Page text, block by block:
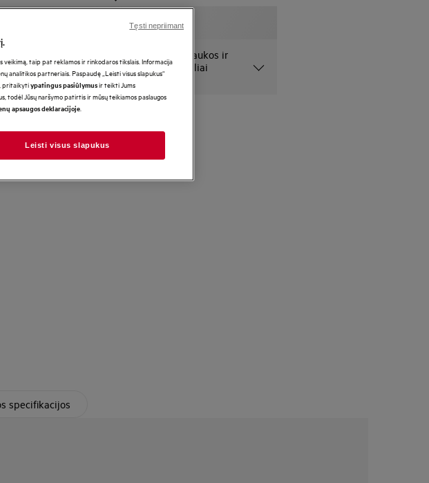
puslapio galerijoje pateiktos nuotraukos ir
įrašai yra tik iliustraciniai ir gali netiksliai
šį modelį.
specifikacijos
veikimą, taip pat reklamos ir rinkodaros tikslais. Informacija
analitikos partneriais. Paspaudę „Leisti visus slapukus“
pritaikytiypatingus pasiūlymusir teikti Jums
todėl Jūsų naršymo patirtis ir mūsų teikiamos paslaugos
apsaugos deklaracijoje
Leisti visus slapukus
Tęsti nepriimant